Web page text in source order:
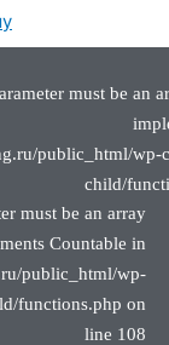
must be an
public_html/wp-
child/
must be an array
Countable in
public_html/wp-
functions.php on
line 108